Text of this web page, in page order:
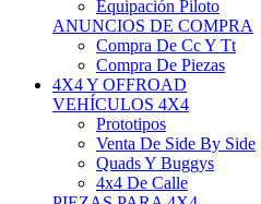
Equipación Piloto
ANUNCIOS DE COMPRA
Compra De Cc Y Tt
Compra De Piezas
4X4 Y OFFROAD
VEHÍCULOS 4X4
Prototipos
Venta De Side By Side
Quads Y Buggys
4x4 De Calle